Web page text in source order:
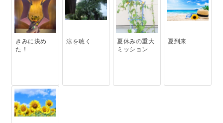
きみに決め
た！
涼を聴く
夏休みの重大
ミッション
夏到来